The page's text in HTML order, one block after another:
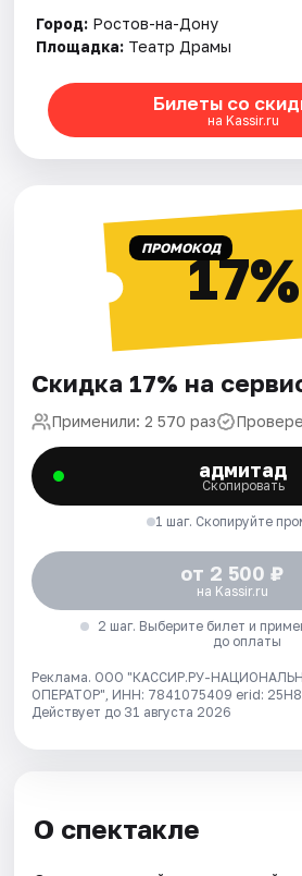
Город: Ростов-на-Дону
Площадка: Театр Драмы
Билеты со
на Kassir.ru
ПРОМОКОД17%
Скидка 17% на
Применили: 2 570 раз
адмитад
Скопировать
1 шаг. Скопируйте
от 2 500 ₽
на Kassir.ru
2 шаг. Выберите билет и
до оплаты
Реклама. ООО "КАССИР.РУ-
ОПЕРАТОР", ИНН: 7841075409 erid:
Действует до 31 августа 2026
О спектакле